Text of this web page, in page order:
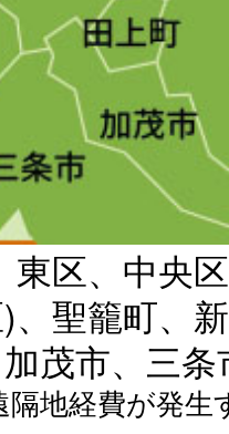
東区、中央
、聖籠町、
茂市、三
隔地経費が発